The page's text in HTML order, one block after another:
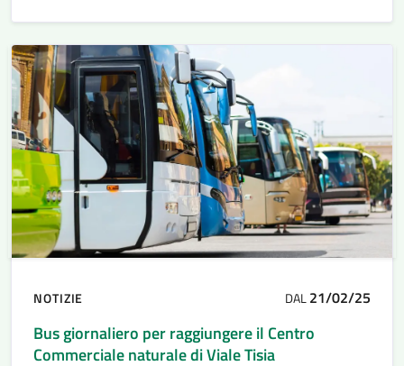
NOTIZIE DAL21/02/25
Bus giornaliero per raggiungere il Centro
Commerciale naturale di Viale Tisia